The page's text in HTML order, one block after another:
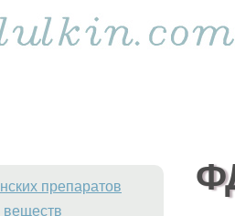
препаратов
веществ